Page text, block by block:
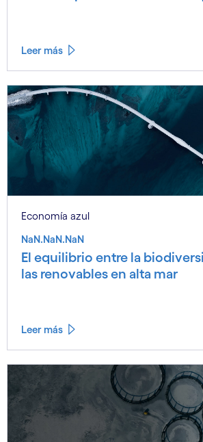
Leer más
Economía azul
NaN.NaN.NaN
El equilibrio entre la
las renovables en alta mar
Leer más